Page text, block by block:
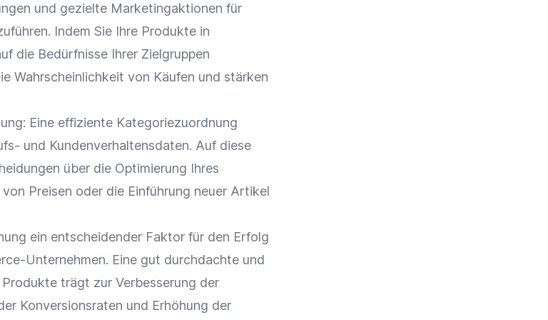
und gezielte Marketingaktionen für
Indem Sie Ihre Produkte in
die Bedürfnisse Ihrer Zielgruppen
Wahrscheinlichkeit von Käufen und stärken
: Eine effiziente Kategoriezuordnung
und Kundenverhaltensdaten. Auf diese
über die Optimierung Ihres
Preisen oder die Einführung neuer Artikel
ein entscheidender Faktor für den Erfolg
Unternehmen. Eine gut durchdachte und
trägt zur Verbesserung der
Konversionsraten und Erhöhung der